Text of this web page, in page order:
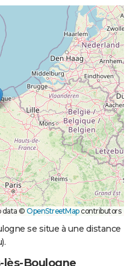
data ©OpenStreetMapcontributors
se situe à une distance
lès-Boulogne